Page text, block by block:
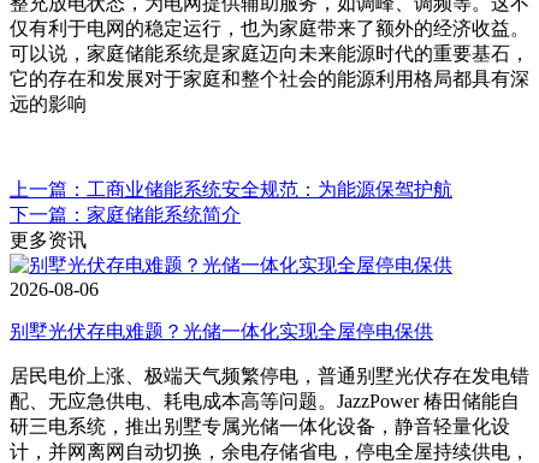
仅有利于电网的稳定运行，也为家庭带来了额外的经济收益。
可以说，家庭储能系统是家庭迈向未来能源时代的重要基石，
它的存在和发展对于家庭和整个社会的能源利用格局都具有深
远的影响
上一篇：工商业储能系统安全规范：为能源保驾护航
下一篇：家庭储能系统简介
更多资讯
2026-08-06
别墅光伏存电难题？光储一体化实现全屋停电保供
居民电价上涨、极端天气频繁停电，普通别墅光伏存在发电错
配、无应急供电、耗电成本高等问题。JazzPower 椿田储能自
研三电系统，推出别墅专属光储一体化设备，静音轻量化设
计，并网离网自动切换，余电存储省电，停电全屋持续供电，